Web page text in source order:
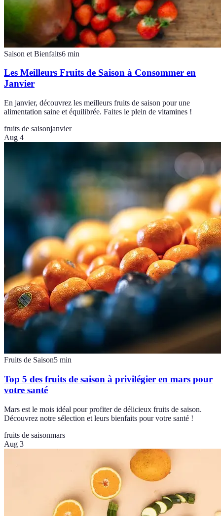
Saison et Bienfaits6 min
Les Meilleurs Fruits de Saison à Consommer en
Janvier
En janvier, découvrez les meilleurs fruits de saison pour une
alimentation saine et équilibrée. Faites le plein de vitamines !
fruits de saisonjanvier
Aug 4
Fruits de Saison5 min
Top 5 des fruits de saison à privilégier en mars pour
votre santé
Mars est le mois idéal pour profiter de délicieux fruits de saison.
Découvrez notre sélection et leurs bienfaits pour votre santé !
fruits de saisonmars
Aug 3